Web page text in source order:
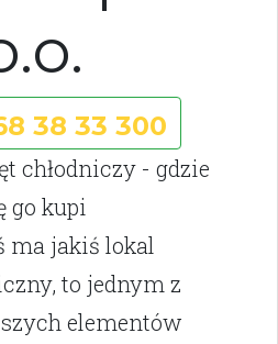
38 33 300
chłodniczy - gdzie
go kupi
ma jakiś lokal
to jednym z
elementów